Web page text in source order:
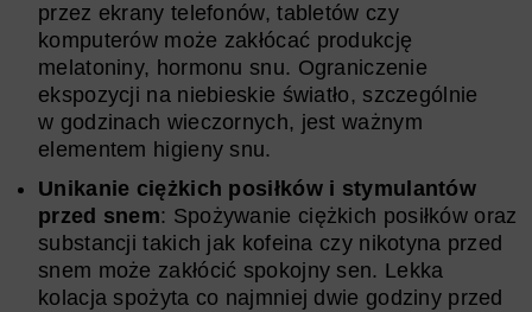
przez ekrany telefonów, tabletów czy
komputerów może zakłócać produkcję
melatoniny, hormonu snu. Ograniczenie
ekspozycji na niebieskie światło, szczególnie
w godzinach wieczornych, jest ważnym
elementem higieny snu.
Unikanie ciężkich posiłków i stymulantów
przed snem: Spożywanie ciężkich posiłków oraz
substancji takich jak kofeina czy nikotyna przed
snem może zakłócić spokojny sen. Lekka
kolacja spożyta co najmniej dwie godziny przed